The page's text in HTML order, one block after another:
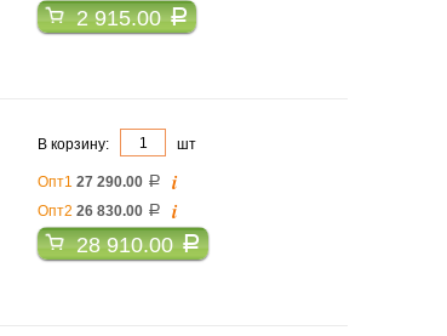
2 915.00a
В корзину: шт
Опт1 27 290.00 a i
Опт2 26 830.00 a i
28 910.00a